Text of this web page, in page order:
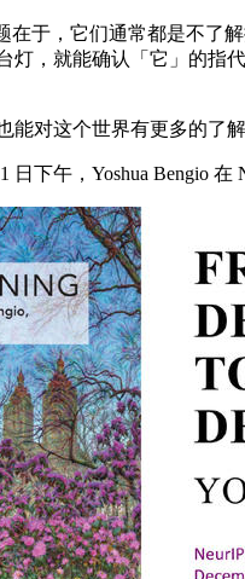
于，它们通常都是不了解
灯，就能确认「它」的指
这个世界有更多的了解
午，Yoshua Bengio 在